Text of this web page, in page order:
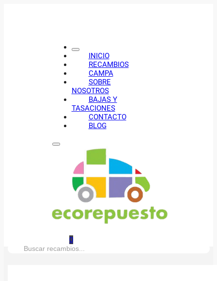
INICIO
RECAMBIOS
CAMPA
SOBRE
NOSOTROS
BAJAS Y
TASACIONES
CONTACTO
BLOG
0
Buscar: